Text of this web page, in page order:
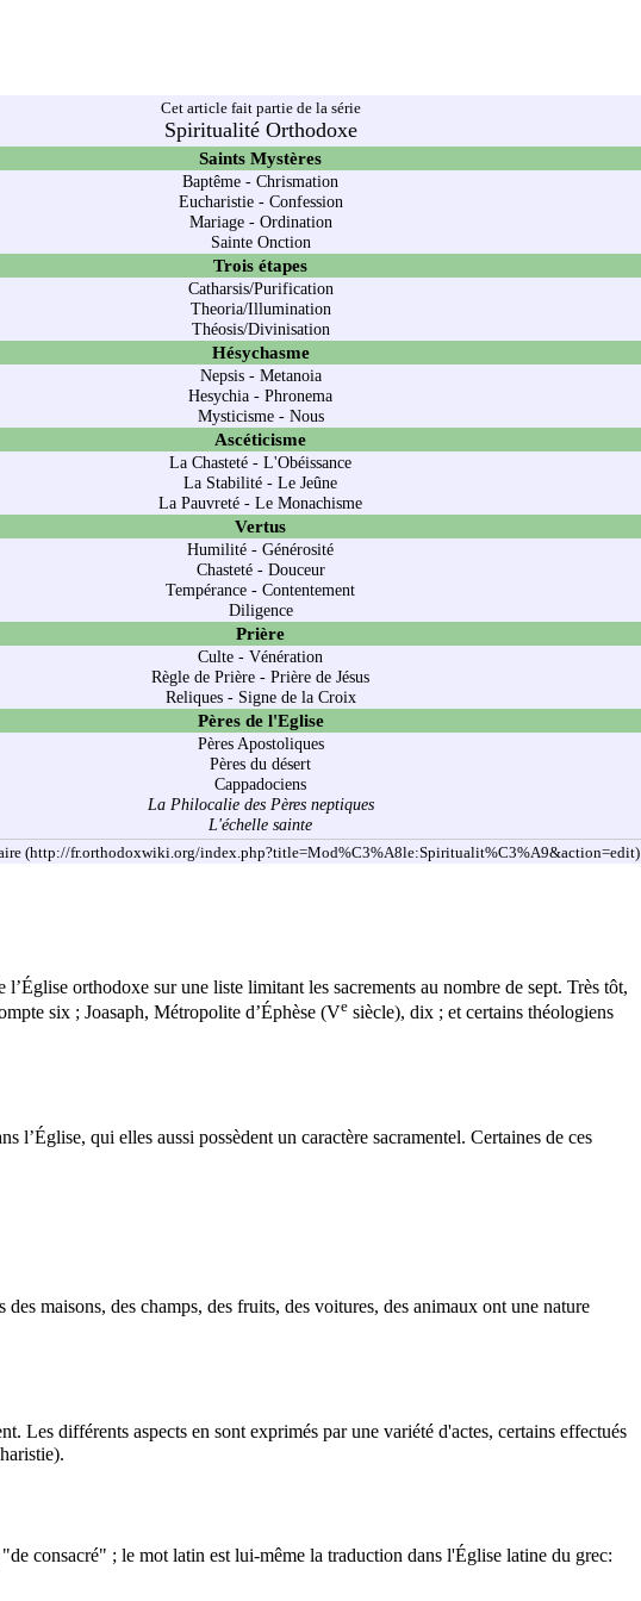
Cet article fait partie de la série
Spiritualité Orthodoxe
Saints Mystères
Baptême - Chrismation
Eucharistie- Confession
Mariage- Ordination
Sainte Onction
Trois étapes
Catharsis/Purification
Theoria/Illumination
Théosis/Divinisation
Hésychasme
Nepsis- Metanoia
Hesychia - Phronema
Mysticisme- Nous
Ascéticisme
La Chasteté - L'Obéissance
La Stabilité - Le Jeûne
La Pauvreté - Le Monachisme
Vertus
Humilité - Générosité
Chasteté- Douceur
Tempérance - Contentement
Diligence
Prière
Culte - Vénération
Règle de Prière - Prière de Jésus
Reliques- Signe de la Croix
Pères de l'Eglise
Pères Apostoliques
Pères du désert
Cappadociens
La Philocalie des Pères neptiques
L'échelle sainte
orthodoxe sur une liste limitant les sacrements au nombre de sept. Très tôt,
six ; Joasaph, Métropolite d’Éphèse (Ve siècle), dix ; et certains théologiens
l’Église, qui elles aussi possèdent un caractère sacramentel. Certaines de ces
maisons, des champs, des fruits, des voitures, des animaux ont une nature
Les différents aspects en sont exprimés par une variété d'actes, certains effectués
consacré" ; le mot latin est lui-même la traduction dans l'Église latine du grec: